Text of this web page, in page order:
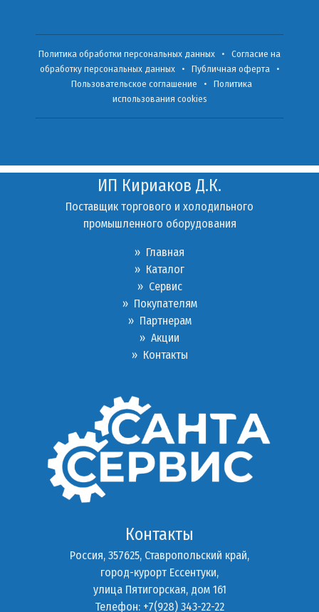
Политика обработки персональных данных • Согласие на
обработку персональных данных• Публичная оферта
•
Пользовательское соглашение • Политика
использования cookies
ИП Кириаков Д.К.
Поставщик торгового и холодильного
промышленного оборудования
» Главная
» Каталог
» Сервис
» Покупателям
» Партнерам
» Акции
» Контакты
Контакты
Россия, 357625, Ставропольский край,
город-курорт Ессентуки,
улица Пятигорская, дом 161
Телефон: +7(928) 343-22-22